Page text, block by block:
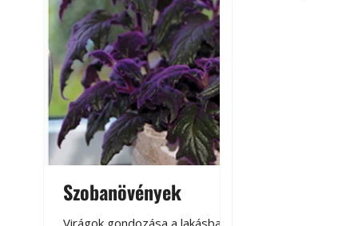
Szobanövények